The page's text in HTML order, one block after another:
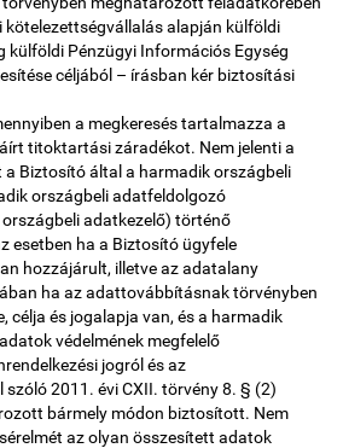
kötelezettségvállalás alapján külföldi
külföldi Pénzügyi Információs Egység
céljából – írásban kér biztosítási
a megkeresés tartalmazza a
titoktartási záradékot. Nem jelenti a
Biztosító által a harmadik országbeli
országbeli adatfeldolgozó
adatkezelő) történő
esetben ha a Biztosító ügyfele
hozzájárult, illetve az adatalany
ha az adattovábbításnak törvényben
célja és jogalapja van, és a harmadik
védelmének megfelelő
jogról és az
2011. évi CXII. törvény 8. § (2)
bármely módon biztosított. Nem
az olyan összesített adatok